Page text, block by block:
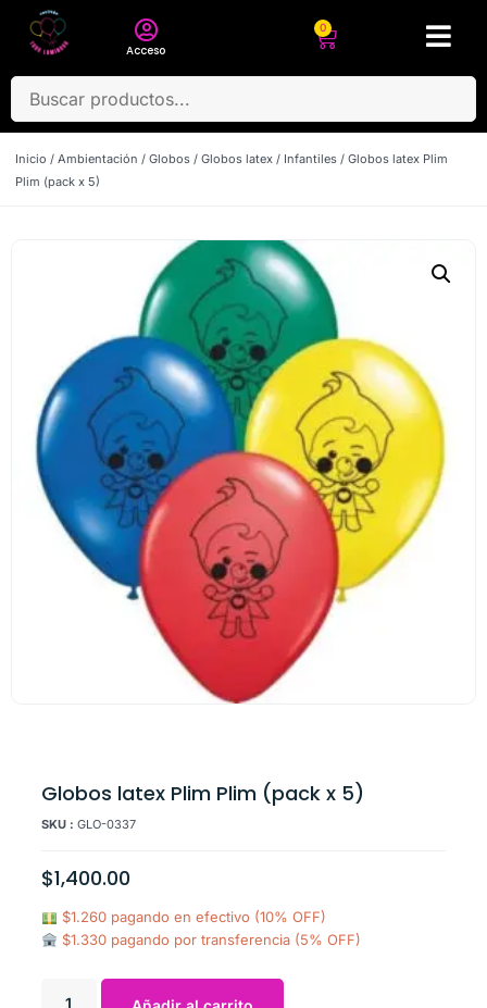
Acceso
0
Inicio / Ambientación / Globos / Globos latex / Infantiles / Globos latex Plim
Plim (pack x 5)
Globos latex Plim Plim (pack x 5)
SKU : GLO-0337
$1,400.00
$1.260 pagando en efectivo (10% OFF)
$1.330 pagando por transferencia (5% OFF)